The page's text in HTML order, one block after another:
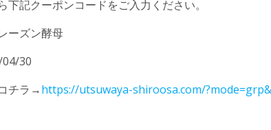
記クーポンコードをご入力ください。
ーズン酵母
04/30
チラ→https://utsuwaya-shiroosa.com/